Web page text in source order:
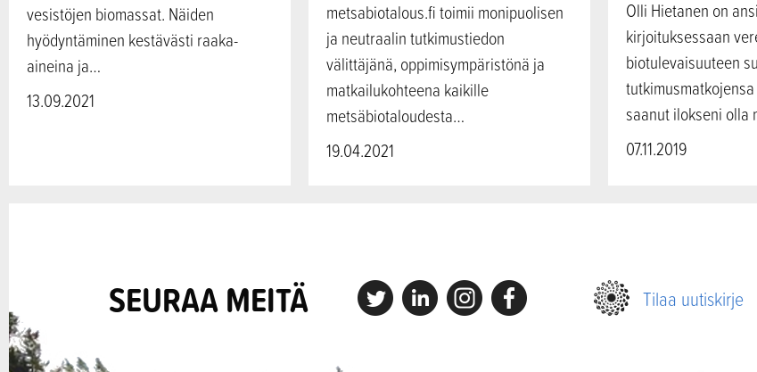
vesistöjen biomassat. Näiden
hyödyntäminen kestävästi raaka-
aineina ja…
13.09.2021
metsabiotalous.fi toimii monipuolisen
ja neutraalin tutkimustiedon
välittäjänä, oppimisympäristönä ja
matkailukohteena kaikille
metsäbiotaloudesta…
19.04.2021
Olli Hietanen on
kirjoituksessaan
biotulevaisuuteen
saanut ilokseni olla
07.11.2019
SEURAA MEITÄ X Linkedin InstagramFacebook Tilaa uutiskirje